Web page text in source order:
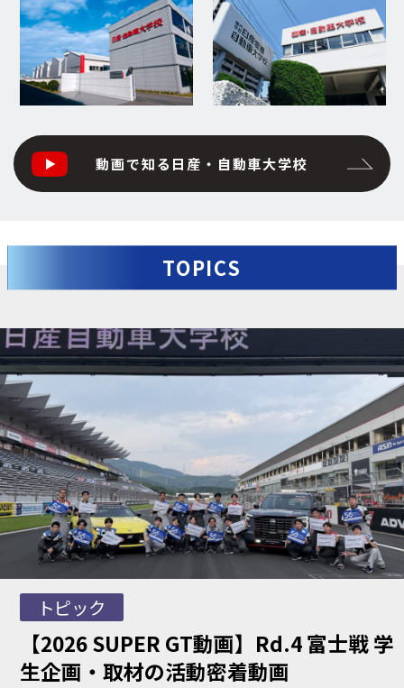
動画で知る日産・自動車大学校
TOPICS
トピック
【2026 SUPER GT動画】Rd.4 富士戦 学
生企画・取材の活動密着動画